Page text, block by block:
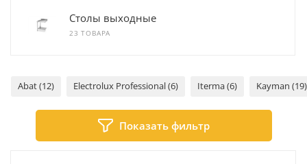
Столы выходные
23 ТОВАРА
Abat (12) Electrolux Professional (6) Iterma (6) Kayman (19)
Показать фильтр